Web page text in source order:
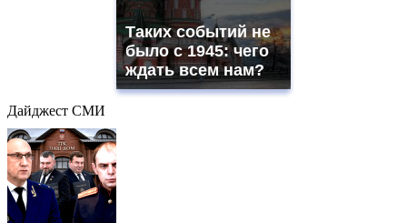
Таких событий не
было с 1945: чего
ждать всем нам?
Дайджест СМИ